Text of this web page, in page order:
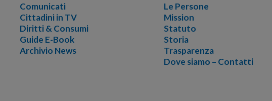
Comunicati
Cittadini in TV
Diritti & Consumi
Guide E-Book
Archivio News
Le Persone
Mission
Statuto
Storia
Trasparenza
Dove siamo – Contatti